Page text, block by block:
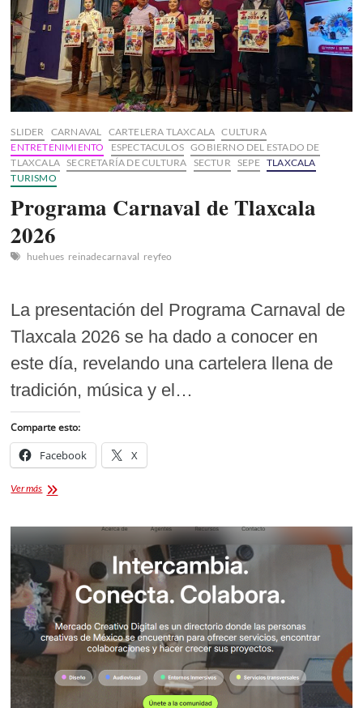
SLIDER CARNAVAL CARTELERA TLAXCALA CULTURA
ENTRETENIMIENTO
ESPECTACULOS GOBIERNO DEL ESTADO DE
TLAXCALA SECRETARÍA DE CULTURA SECTUR SEPE TLAXCALA
TURISMO
Programa Carnaval de Tlaxcala
2026
huehues reinadecarnaval reyfeo
La presentación del Programa Carnaval de
Tlaxcala 2026 se ha dado a conocer en
este día, revelando una cartelera llena de
tradición, música y el…
Comparte esto:
Facebook X
Ver másPrograma
Tlaxcala
2026